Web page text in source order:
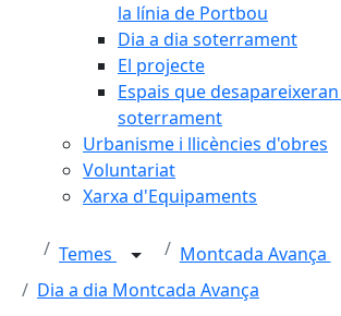
la línia de Portbou
Dia a dia soterrament
El projecte
Espais que
soterrament
Urbanisme i llicències d'obres
Voluntariat
Xarxa d'Equipaments
Temes
Montcada Avança
Dia a dia Montcada Avança